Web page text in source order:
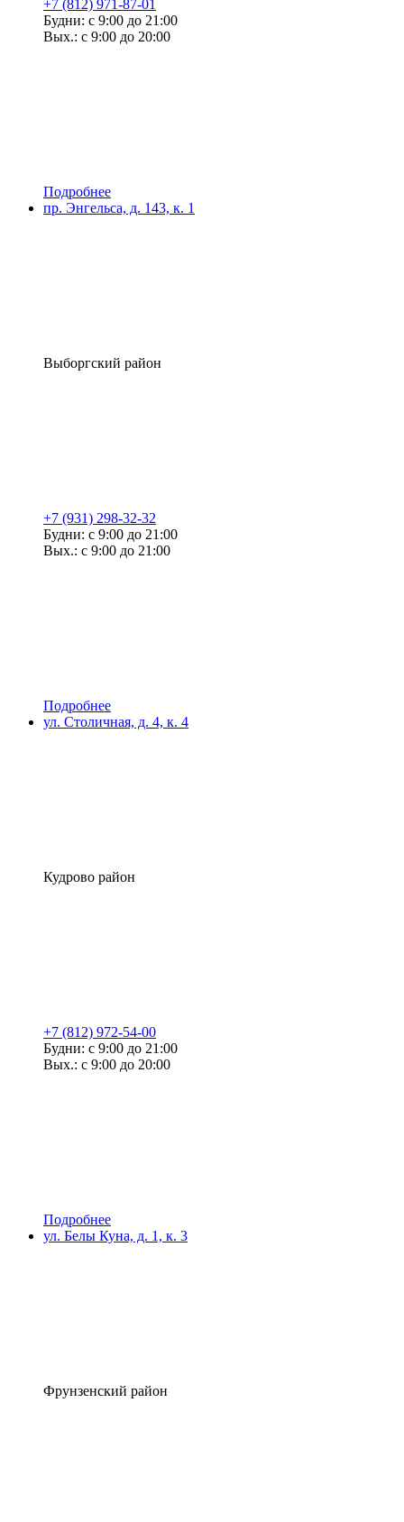
+7 (812) 971-87-01
Будни: с 9:00 до 21:00
Вых.: с 9:00 до 20:00
Подробнее
пр. Энгельса, д. 143, к. 1
Выборгский район
+7 (931) 298-32-32
Будни: с 9:00 до 21:00
Вых.: с 9:00 до 21:00
Подробнее
ул. Столичная, д. 4, к. 4
Кудрово район
+7 (812) 972-54-00
Будни: с 9:00 до 21:00
Вых.: с 9:00 до 20:00
Подробнее
ул. Белы Куна, д. 1, к. 3
Фрунзенский район